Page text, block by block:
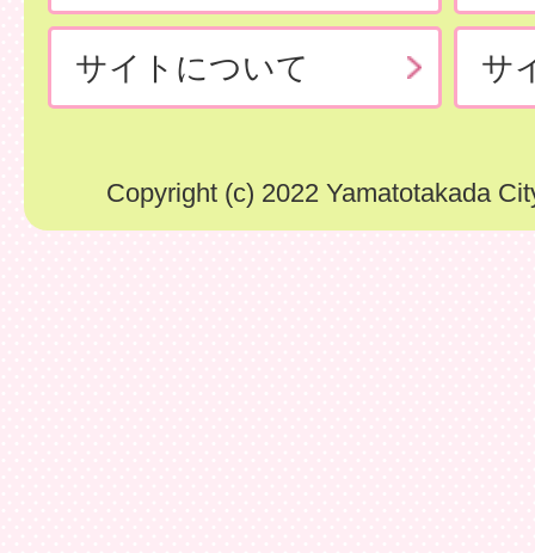
サイトについて サ
Copyright (c) 2022 Yamatotakada